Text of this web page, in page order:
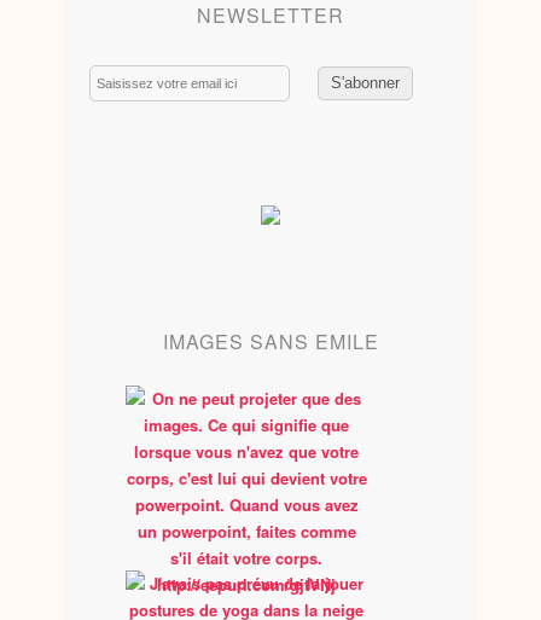
NEWSLETTER
Email
IMAGES SANS EMILE